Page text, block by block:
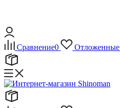
Сравнение0 Отложенные